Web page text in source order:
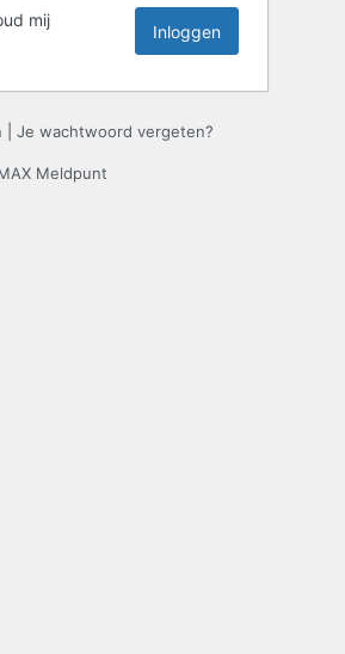
mij
Je wachtwoord vergeten?
Meldpunt